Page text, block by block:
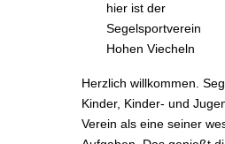
hier ist der
Segelsportverein
Hohen Viecheln
Herzlich willkommen.
Kinder, Kinder- und
Verein als eine seiner